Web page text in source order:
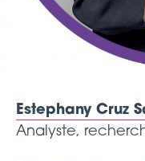
Estephany Cruz
Analyste,